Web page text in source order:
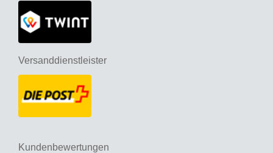
Versanddienstleister
Kundenbewertungen